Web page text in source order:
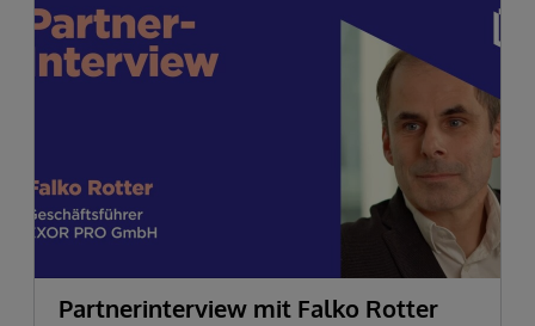
Partnerinterview mit Falko Rotter